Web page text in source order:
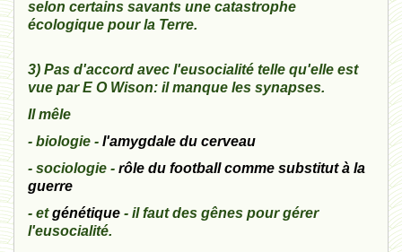
selon certains savants une catastrophe
écologique pour la Terre.
3) Pas d'accord avec l'eusocialité telle qu'elle est
vue par E O Wison: il manque les synapses.
Il mêle
- biologie - l'amygdale du cerveau
- sociologie - rôle du football comme substitut à la
guerre
- etgénétique - il faut des gênes pour gérer
l'eusocialité.